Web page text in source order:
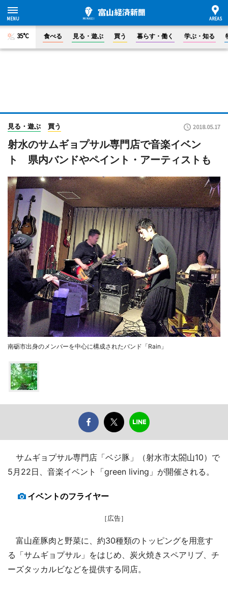
35°C 食べる 見る・遊ぶ 買う 暮らす・働く 学ぶ・知る
見る・遊ぶ 買う 2018.05.17
射水のサムギョプサル専門店で音楽イベン
ト 県内バンドやペイント・アーティストも
南砺市出身のメンバーを中心に構成されたバンド「Rain」
サムギョプサル専門店「ベジ豚」（射水市太閤山10）で
5月22日、音楽イベント「green living」が開催される。
イベントのフライヤー
［広告］
富山産豚肉と野菜に、約30種類のトッピングを用意す
る「サムギョプサル」をはじめ、炭火焼きスペアリブ、チ
ーズタッカルビなどを提供する同店。